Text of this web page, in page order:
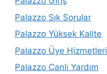
Palazzo Sık Sorular
Palazzo Yüksek Kalite
Palazzo Üye Hizmetleri
Palazzo Canlı Yardım